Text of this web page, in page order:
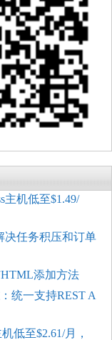
主机低至$1.49/
决任务积压和订单
添加方法
统一支持REST A
低至$2.61/月，